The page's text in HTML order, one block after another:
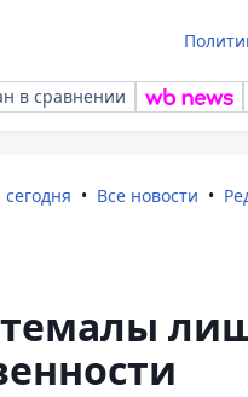
в сравнении
Все новости